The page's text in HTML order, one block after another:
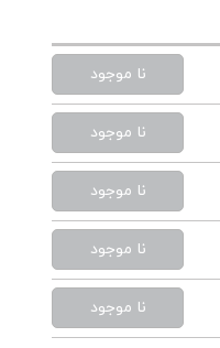
نا موجود
نا موجود
نا موجود
نا موجود
نا موجود